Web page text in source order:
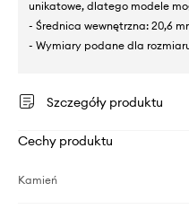
unikatowe, dlatego modele
- Średnica wewnętrzna: 20,6
- Wymiary podane dla
Szczegóły produktu
Cechy produktu
Kamień